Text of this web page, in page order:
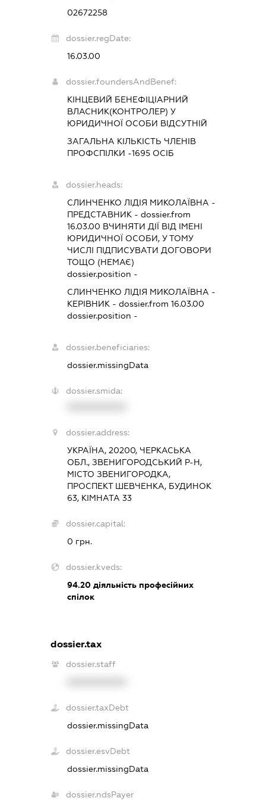
02672258
dossier.regDate:
16.03.00
dossier.foundersAndBenef:
КІНЦЕВИЙ БЕНЕФІЦІАРНИЙ
ВЛАСНИК(КОНТРОЛЕР) У
ЮРИДИЧНОЇ ОСОБИ ВІДСУТНІЙ
ЗАГАЛЬНА КІЛЬКІСТЬ ЧЛЕНІВ
ПРОФСПІЛКИ -1695 ОСІБ
dossier.heads:
СЛИНЧЕНКО ЛІДІЯ МИКОЛАЇВНА -
ПРЕДСТАВНИК - dossier.from
16.03.00 ВЧИНЯТИ ДІЇ ВІД ІМЕНІ
ЮРИДИЧНОЇ ОСОБИ, У ТОМУ
ЧИСЛІ ПІДПИСУВАТИ ДОГОВОРИ
ТОЩО (НЕМАЄ)
dossier.position -
СЛИНЧЕНКО ЛІДІЯ МИКОЛАЇВНА -
КЕРІВНИК - dossier.from 16.03.00
dossier.position -
dossier.beneficiaries:
dossier.missingData
dossier.smida:
dossier.address:
УКРАЇНА, 20200, ЧЕРКАСЬКА
ОБЛ., ЗВЕНИГОРОДСЬКИЙ Р-Н,
МІСТО ЗВЕНИГОРОДКА,
ПРОСПЕКТ ШЕВЧЕНКА, БУДИНОК
63, КІМНАТА 33
dossier.capital:
0 грн.
dossier.kveds:
94.20діяльність професійних
спілок
dossier.tax
dossier.staff
dossier.taxDebt
dossier.missingData
dossier.esvDebt
dossier.missingData
dossier.ndsPayer